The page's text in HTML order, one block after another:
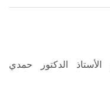
الدكتور حمدي